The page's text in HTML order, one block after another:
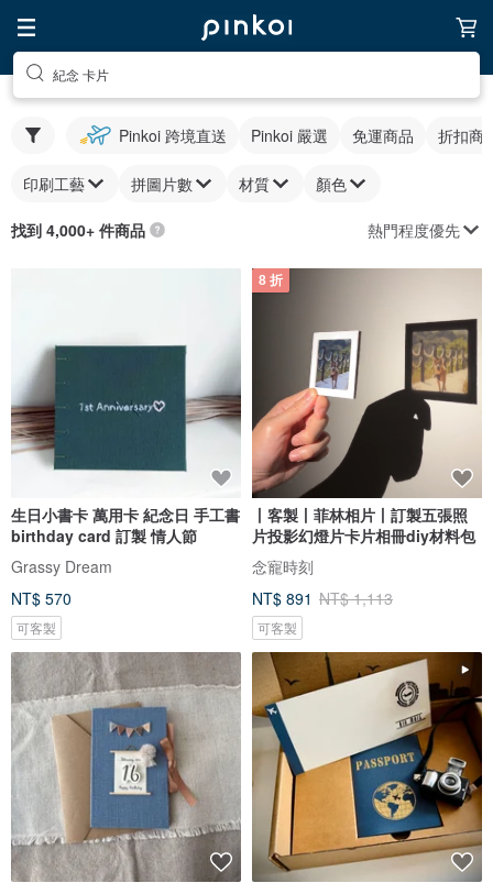
紀念 卡片
Pinkoi 跨境直送 Pinkoi 嚴選 免運商品 折扣商
印刷工藝 拼圖片數 材質 顏色
找到 4,000+ 件商品 熱門程度優先
生日小書卡 萬用卡 紀念日 手工書
birthday card 訂製 情人節
Grassy Dream
NT$ 570
可客製
8 折
丨客製丨菲林相片丨訂製五張照
片投影幻燈片卡片相冊diy材料包
念寵時刻
NT$ 891 NT$ 1,113
可客製